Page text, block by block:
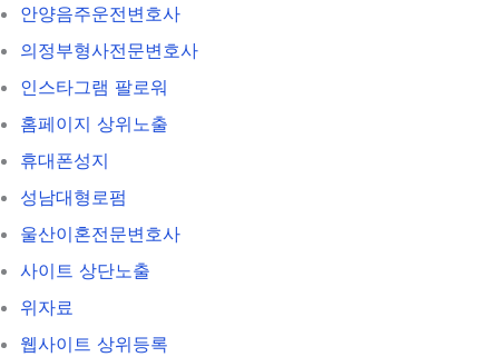
안양음주운전변호사
의정부형사전문변호사
인스타그램 팔로워
홈페이지 상위노출
휴대폰성지
성남대형로펌
울산이혼전문변호사
사이트 상단노출
위자료
웹사이트 상위등록